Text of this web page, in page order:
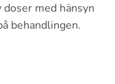
med hänsyn
behandlingen.